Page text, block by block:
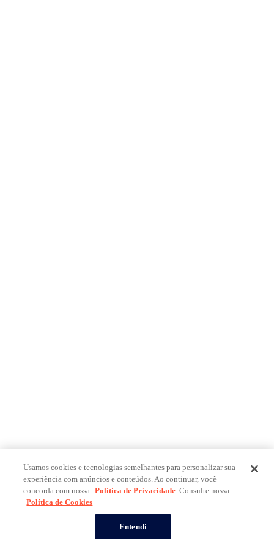
Usamos cookies e tecnologias semelhantes para personalizar sua
experiência com anúncios e conteúdos. Ao continuar, você
concorda com nossa Política de Privacidade. Consulte nossa
Política de Cookies
Entendi